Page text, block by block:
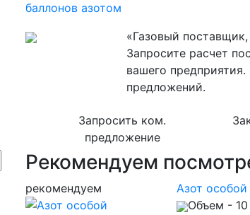
баллонов азотом
«Газовый
Запросите расчет
вашего
предложений.
Запросить ком.
предложение
Рекомендуем
рекомендуем
Азот
Объем -